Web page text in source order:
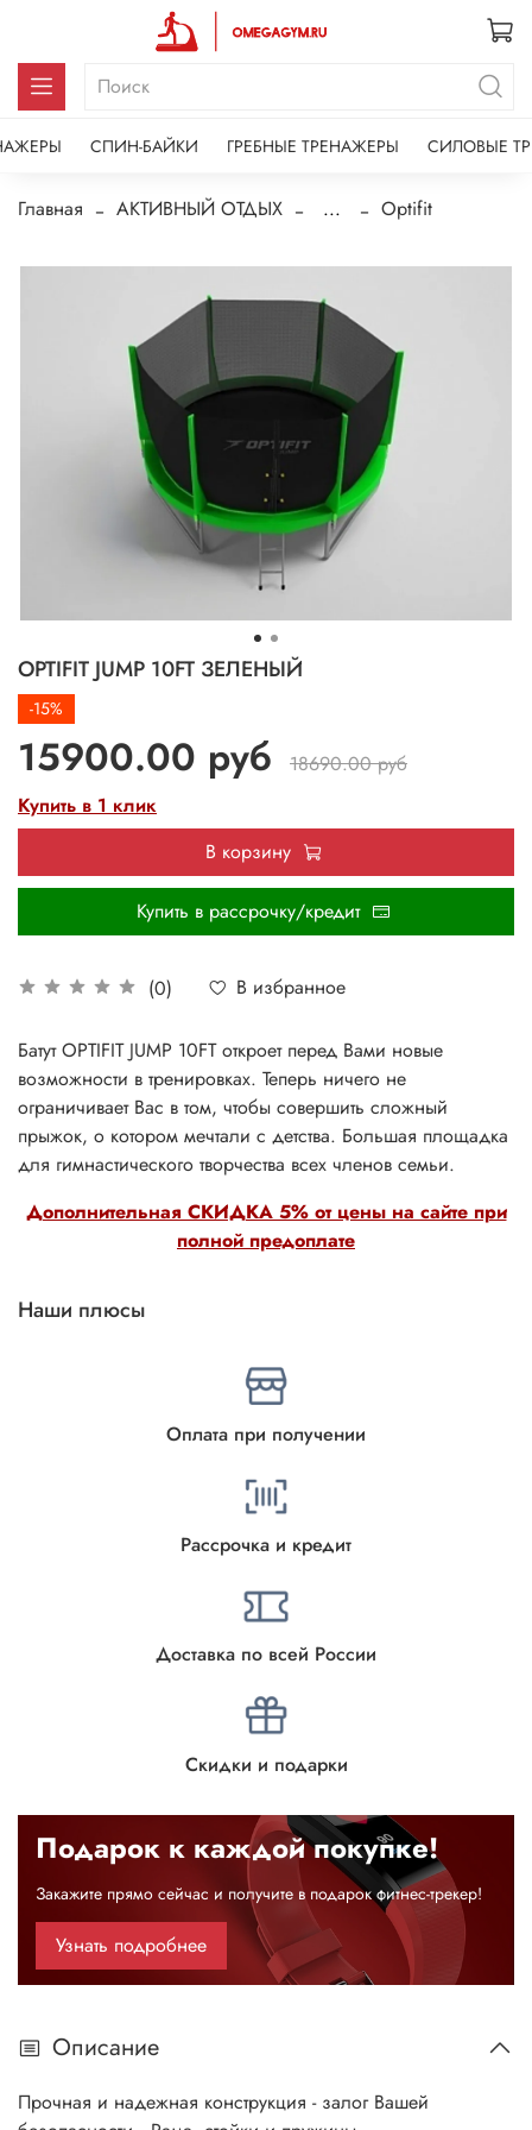
СПИН-БАЙКИ ГРЕБНЫЕ ТРЕНАЖЕРЫ СИЛОВЫЕ
Главная АКТИВНЫЙ ОТДЫХ ... Optifit
OPTIFIT JUMP 10FT ЗЕЛЕНЫЙ
(0) В избранное
-15%
15900.00 руб
18690.00 руб
Купить в 1 клик
В корзину
Купить в рассрочку/кредит
Дополнительная СКИДКА 5% от цены на сайте при
полной предоплате
Батут OPTIFIT JUMP 10FT откроет перед Вами новые
возможности в тренировках. Теперь ничего не
ограничивает Вас в том, чтобы совершить сложный
прыжок, о котором мечтали с детства. Большая площадка
для гимнастического творчества всех членов семьи.
Наши плюсы
Оплата при получении
Рассрочка и кредит
Доставка по всей России
Скидки и подарки
Подарок к каждой покупке!
Закажите прямо сейчас и получите в подарок фитнес-трекер!
Узнать подробнее
Описание
Прочная и надежная конструкция - залог Вашей